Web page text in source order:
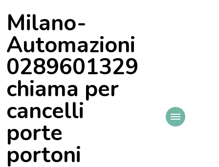
Milano-
Automazioni
0289601329
chiama per
cancelli
porte
portoni